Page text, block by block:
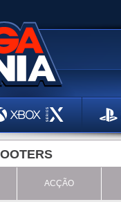
ACÇÃO